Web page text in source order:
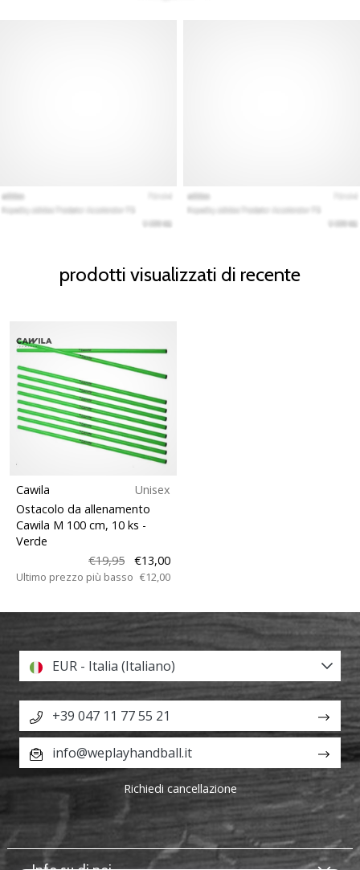
prodotti visualizzati di recente
Cawila
Unisex
Ostacolo da allenamento
Cawila M 100 cm, 10 ks -
Verde
€19,95
€13,00
Ultimo prezzo più basso €12,00
EUR - Italia (Italiano)
+39 047 11 77 55 21
info@weplayhandball.it
Richiedi cancellazione